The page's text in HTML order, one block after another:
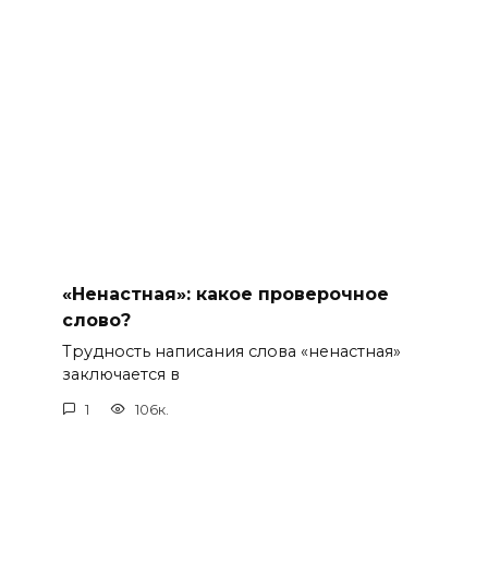
«Ненастная»: какое проверочное
слово?
Трудность написания слова «ненастная»
заключается в
1 106к.